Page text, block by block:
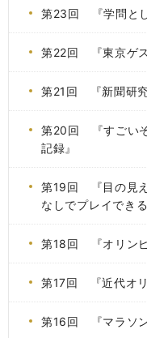
第23回 『学問とし
第22回 『東京ゲス
第21回 『新聞研
第20回 『すごい
記録』
第19回 『目の見
なしでプレイできる
第18回 『オリンピ
第17回 『近代オリ
第16回 『マラソン